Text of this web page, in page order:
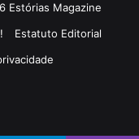
Estórias Magazine
Estatuto Editorial